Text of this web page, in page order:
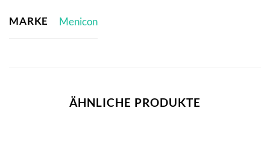
MARKE Menicon
ÄHNLICHE PRODUKTE